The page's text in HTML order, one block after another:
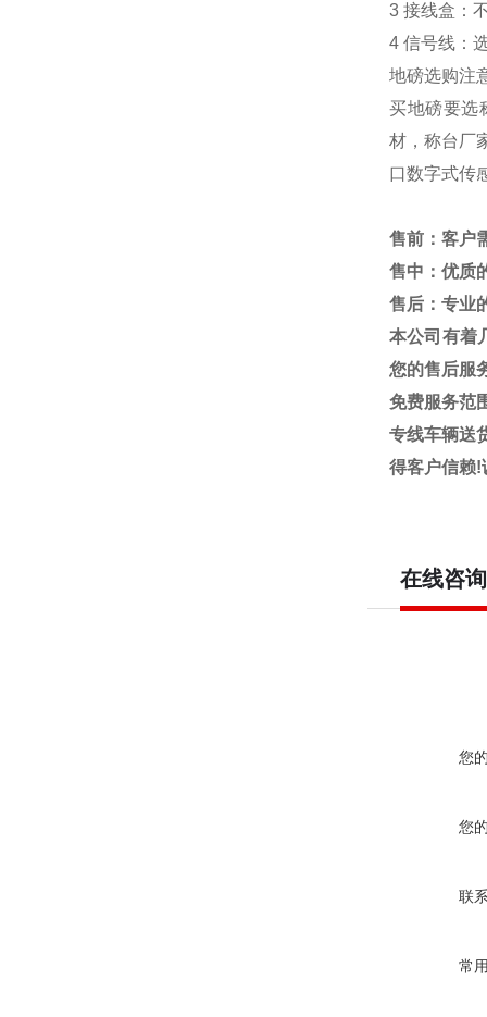
3 接线盒：
4 信号线：
地磅选购注
买地磅要选
材，称台厂
口数字式传
售前：客户
售中：优质
售后：专业
本公司有着
您的售后服
免费服务范
专线车辆送
得客户信赖!
在线咨询
您
您
联
常